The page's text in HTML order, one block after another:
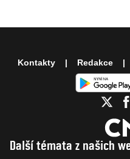
Další témata z našich
Kontakty Redakce